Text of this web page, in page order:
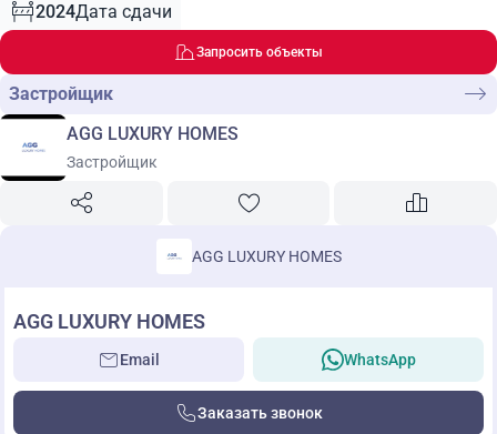
2024Дата сдачи
Запросить объекты
Застройщик
AGG LUXURY HOMES
Застройщик
AGG LUXURY HOMES
AGG LUXURY HOMES
Email WhatsApp
Заказать звонок